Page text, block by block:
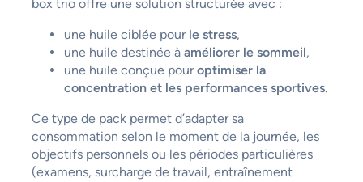
box trio offre une solution structurée avec :
une huile ciblée pour le stress,
une huile destinée à améliorer le sommeil,
une huile conçue pouroptimiser la
concentration et les performances sportives.
Ce type de pack permet d’adapter sa
consommation selon le moment de la journée, les
objectifs personnels ou les périodes particulières
(examens, surcharge de travail, entraînement